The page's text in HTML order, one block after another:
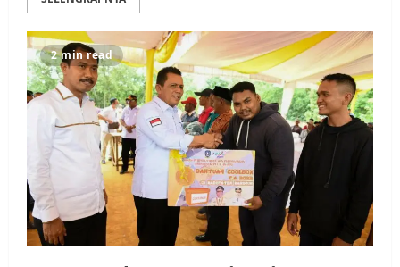
2 min read